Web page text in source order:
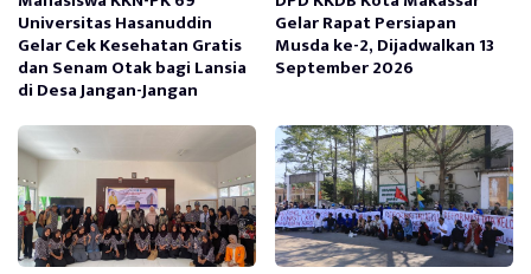
Universitas Hasanuddin
Gelar Cek Kesehatan Gratis
dan Senam Otak bagi Lansia
di Desa Jangan-Jangan
Gelar Rapat Persiapan
Musda ke-2, Dijadwalkan 13
September 2026